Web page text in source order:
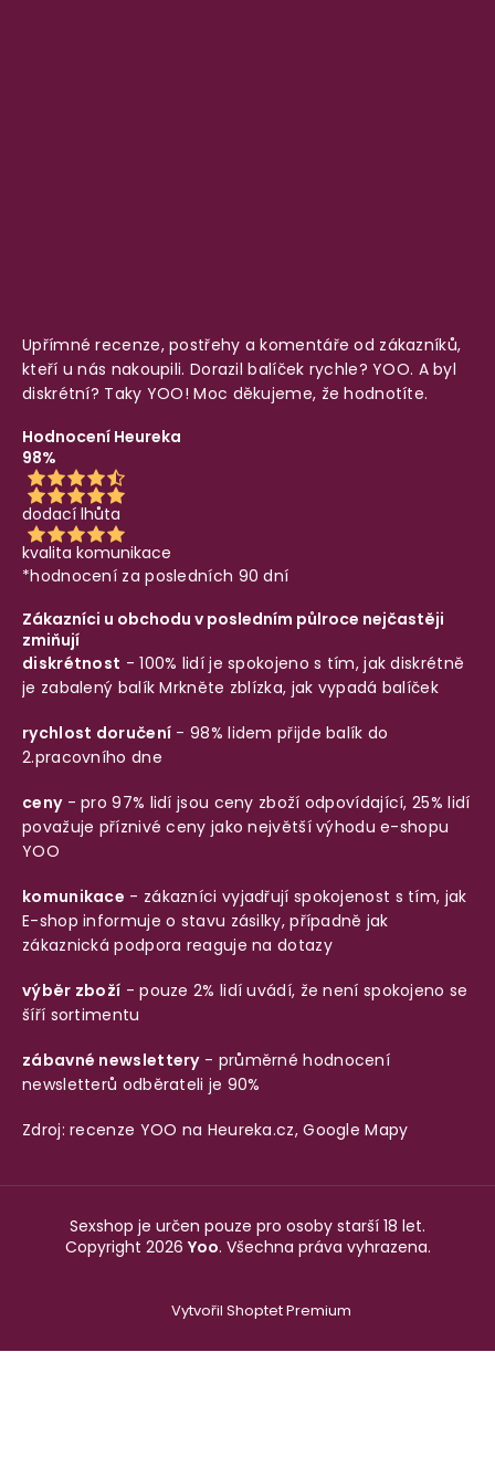
Upřímné recenze, postřehy a komentáře od zákazníků,
kteří u nás nakoupili. Dorazil balíček rychle? YOO. A byl
diskrétní? Taky YOO! Moc děkujeme, že hodnotíte.
Hodnocení Heureka
98%
dodací lhůta
kvalita komunikace
*hodnocení za posledních 90 dní
Zákazníci u obchodu v posledním půlroce nejčastěji
zmiňují
diskrétnost - 100% lidí je spokojeno s tím, jak diskrétně
je zabalený balíkMrkněte zblízka, jak vypadá balíček
rychlost doručení - 98% lidem přijde balík do
2.pracovního dne
ceny- pro 97% lidí jsou ceny zboží odpovídající, 25% lidí
považuje příznivé ceny jako největší výhodu e-shopu
YOO
komunikace - zákazníci vyjadřují spokojenost s tím, jak
E-shop informuje o stavu zásilky, případně jak
zákaznická podpora reaguje na dotazy
výběr zboží - pouze 2% lidí uvádí, že není spokojeno se
šíří sortimentu
zábavné newslettery- průměrné hodnocení
newsletterů odběrateli je 90%
Zdroj: recenze YOO na Heureka.cz,Google Mapy
Vytvořil Shoptet Premium
Sexshop je určen pouze pro osoby starší 18 let.
Copyright 2026 Yoo. Všechna práva vyhrazena.